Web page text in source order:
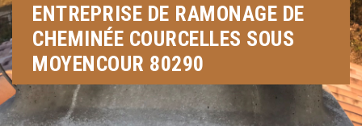
ENTREPRISE DE RAMONAGE DE
CHEMINÉE COURCELLES SOUS
MOYENCOUR 80290